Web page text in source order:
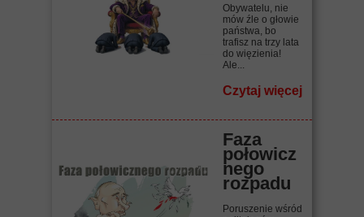
Obywatelu, nie
mów źle o głowie
państwa, bo
trafisz na trzy lata
do więzienia!
Ale...
Czytaj więcej
Faza
połowicz
nego
rozpadu
Poruszenie wśród